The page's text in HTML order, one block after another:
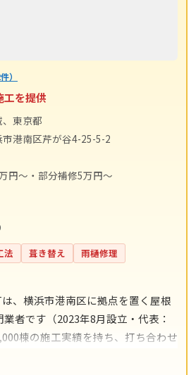
）
工を提供
東京都
港南区芹が谷4-25-5-2
円〜・部分補修5万円〜
法 葺き替え
雨樋修理
は、横浜市港南区に拠点を置く屋根
者です（2023年8月設立・代表：
棟の施工実績を持ち、打ち合わせ
で自社スタッフが一貫対応。仲介